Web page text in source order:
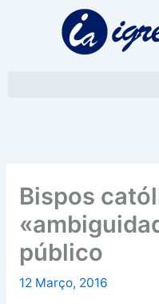
Bispos
público
12 Março, 2016